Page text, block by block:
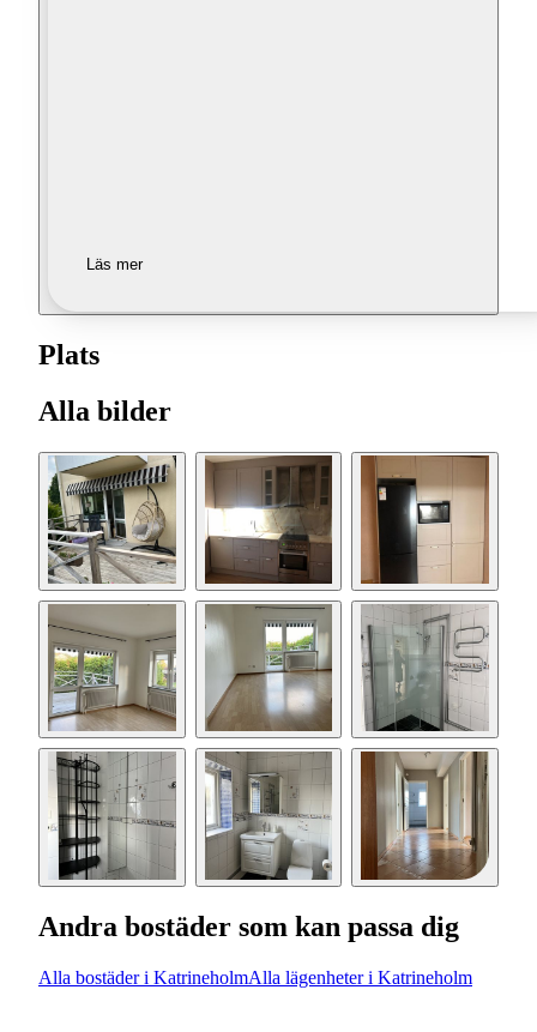
Läs mer
Plats
Alla bilder
Andra bostäder som kan passa dig
Alla bostäder i KatrineholmAlla lägenheter i Katrineholm